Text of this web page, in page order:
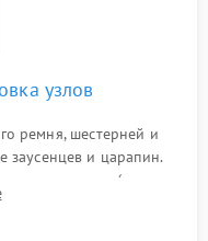
узлов
ремня, шестерней и
заусенцев и царапин.
управления (для
и механизма